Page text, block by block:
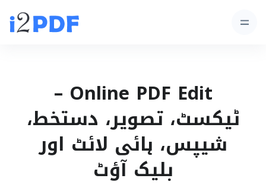
Online PDF Edit –
ٹیکسٹ، تصویر، دستخط،
شیپس، ہائی لائٹ اور
بلیک آؤٹ